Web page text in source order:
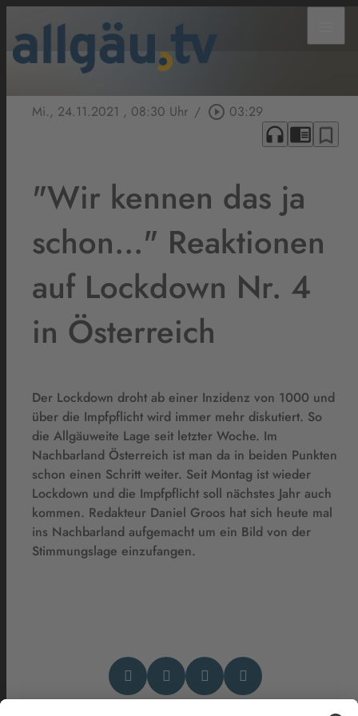
Mi., 24.11.2021 , 08:30 Uhr / play_circle_outline 03:29
headphones chrome_reader_mode bookmark_border
"Wir kennen das ja
schon..." Reaktionen
auf Lockdown Nr. 4
in Österreich
Der Lockdown droht ab einer Inzidenz von 1000 und
über die Impfpflicht wird immer mehr diskutiert. So
die Allgäuweite Lage seit letzter Woche. Im
Nachbarland Österreich ist man da in beiden Punkten
schon einen Schritt weiter. Seit Montag ist wieder
Lockdown und die Impfpflicht soll nächstes Jahr auch
kommen. Redakteur Daniel Groos hat sich heute mal
ins Nachbarland aufgemacht um ein Bild von der
Stimmungslage einzufangen.